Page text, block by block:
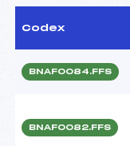
Codex
BNAF0084.FFS
BNAF0082.FFS